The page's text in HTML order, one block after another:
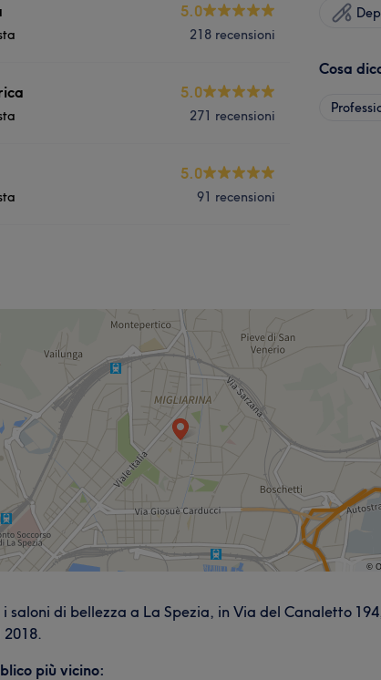
5.0
218 recensioni
5.0
271 recensioni
5.0
91 recensioni
Cosa
saloni di bellezza a La Spezia, in Via del Canaletto
più vicino: